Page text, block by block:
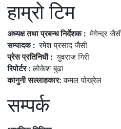
हाम्रो टिम
अध्यक्ष तथा प्रबन्ध निर्देशक :मेगेन्द्र
सम्पादक :रमेश प्रसाद जैसी
प्रेस प्रतिनिधी :युवराज गिरी
रिपोर्टर :लोकेश बुढा
कानुनी सल्लाहकार:कमल पोख्रेल
सम्पर्क